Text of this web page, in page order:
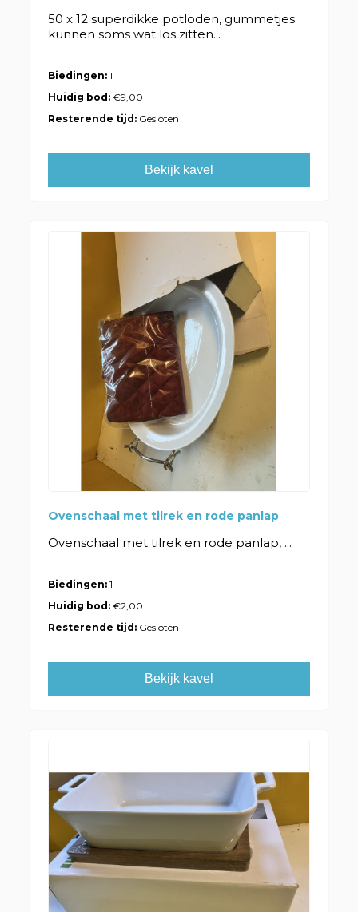
50 x 12 superdikke potloden, gummetjes
kunnen soms wat los zitten...
Biedingen: 1
Huidig bod:€9,00
Resterende tijd: Gesloten
Bekijk kavel
Ovenschaal met tilrek en rode panlap
Ovenschaal met tilrek en rode panlap, ...
Biedingen: 1
Huidig bod:€2,00
Resterende tijd: Gesloten
Bekijk kavel